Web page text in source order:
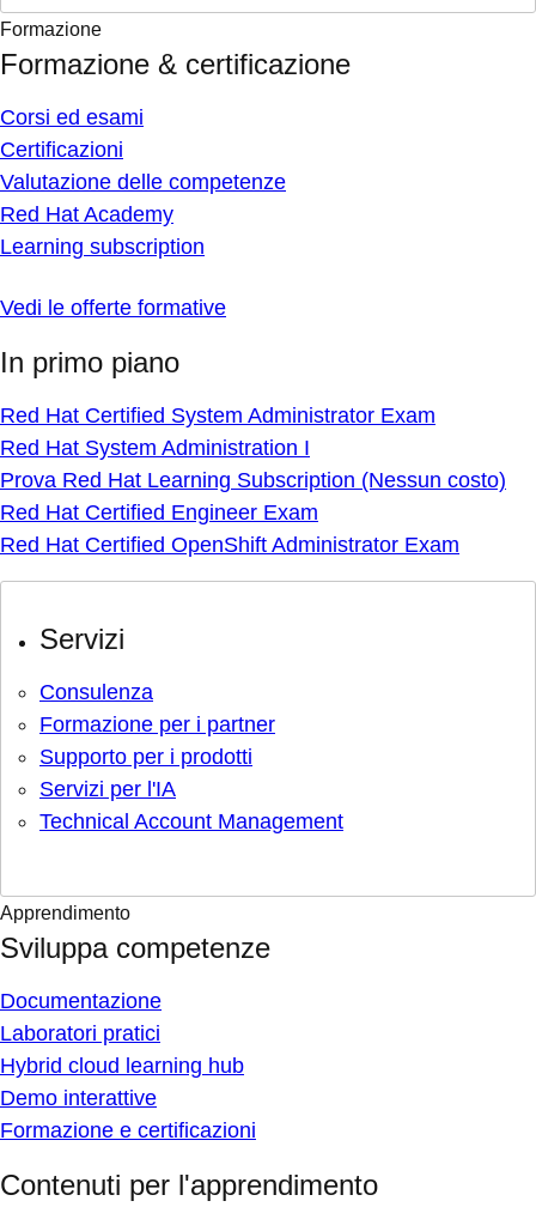
Formazione
Formazione & certificazione
Corsi ed esami
Certificazioni
Valutazione delle competenze
Red Hat Academy
Learning subscription
Vedi le offerte formative
In primo piano
Red Hat Certified System Administrator Exam
Red Hat System Administration I
Prova Red Hat Learning Subscription (Nessun costo)
Red Hat Certified Engineer Exam
Red Hat Certified OpenShift Administrator Exam
Servizi
Consulenza
Formazione per i partner
Supporto per i prodotti
Servizi per l'IA
Technical Account Management
Apprendimento
Sviluppa competenze
Documentazione
Laboratori pratici
Hybrid cloud learning hub
Demo interattive
Formazione e certificazioni
Contenuti per l'apprendimento